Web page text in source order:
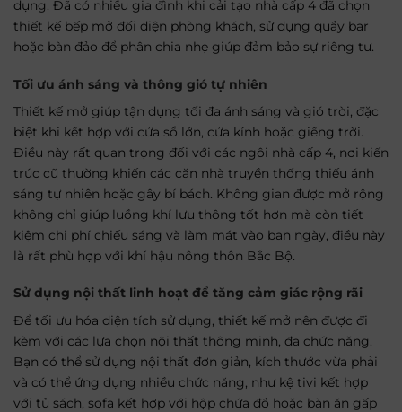
dụng. Đã có nhiều gia đình khi cải tạo nhà cấp 4 đã chọn
thiết kế bếp mở đối diện phòng khách, sử dụng quầy bar
hoặc bàn đảo để phân chia nhẹ giúp đảm bảo sự riêng tư.
Tối ưu ánh sáng và thông gió tự nhiên
Thiết kế mở giúp tận dụng tối đa ánh sáng và gió trời, đặc
biệt khi kết hợp với cửa sổ lớn, cửa kính hoặc giếng trời.
Điều này rất quan trọng đối với các ngôi nhà cấp 4, nơi kiến
trúc cũ thường khiến các căn nhà truyền thống thiếu ánh
sáng tự nhiên hoặc gây bí bách. Không gian được mở rộng
không chỉ giúp luồng khí lưu thông tốt hơn mà còn tiết
kiệm chi phí chiếu sáng và làm mát vào ban ngày, điều này
là rất phù hợp với khí hậu nông thôn Bắc Bộ.
Sử dụng nội thất linh hoạt để tăng cảm giác rộng rãi
Để tối ưu hóa diện tích sử dụng, thiết kế mở nên được đi
kèm với các lựa chọn nội thất thông minh, đa chức năng.
Bạn có thể sử dụng nội thất đơn giản, kích thước vừa phải
và có thể ứng dụng nhiều chức năng, như kệ tivi kết hợp
với tủ sách, sofa kết hợp với hộp chứa đồ hoặc bàn ăn gấp